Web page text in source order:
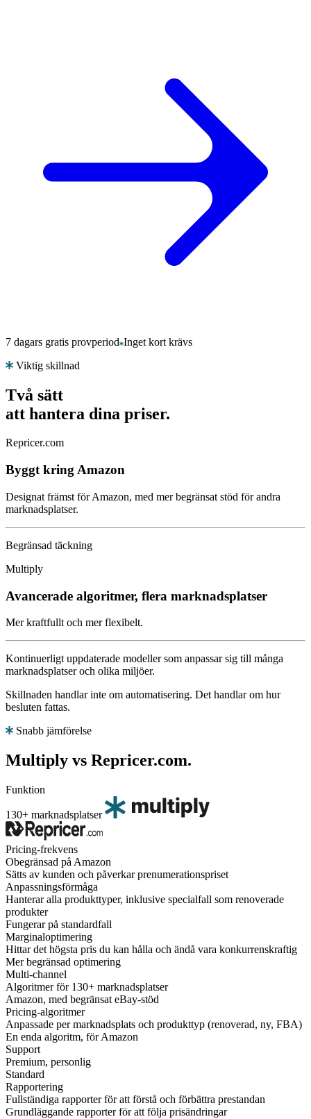
7 dagars gratis provperiod Inget kort krävs
Viktig skillnad
Två sätt
att hantera dina priser.
Repricer.com
Byggt kring Amazon
Designat främst för Amazon, med mer begränsat stöd för andra
marknadsplatser.
Begränsad täckning
Multiply
Avancerade algoritmer, flera marknadsplatser
Mer kraftfullt och mer flexibelt.
Kontinuerligt uppdaterade modeller som anpassar sig till många
marknadsplatser och olika miljöer.
Skillnaden handlar inte om automatisering. Det handlar om hur
besluten fattas.
Snabb jämförelse
Multiply vs Repricer.com.
Funktion
130+ marknadsplatser
Pricing-frekvens
Obegränsad på Amazon
Sätts av kunden och påverkar prenumerationspriset
Anpassningsförmåga
Hanterar alla produkttyper, inklusive specialfall som renoverade
produkter
Fungerar på standardfall
Marginaloptimering
Hittar det högsta pris du kan hålla och ändå vara konkurrenskraftig
Mer begränsad optimering
Multi-channel
Algoritmer för 130+ marknadsplatser
Amazon, med begränsat eBay-stöd
Pricing-algoritmer
Anpassade per marknadsplats och produkttyp (renoverad, ny, FBA)
En enda algoritm, för Amazon
Support
Premium, personlig
Standard
Rapportering
Fullständiga rapporter för att förstå och förbättra prestandan
Grundläggande rapporter för att följa prisändringar